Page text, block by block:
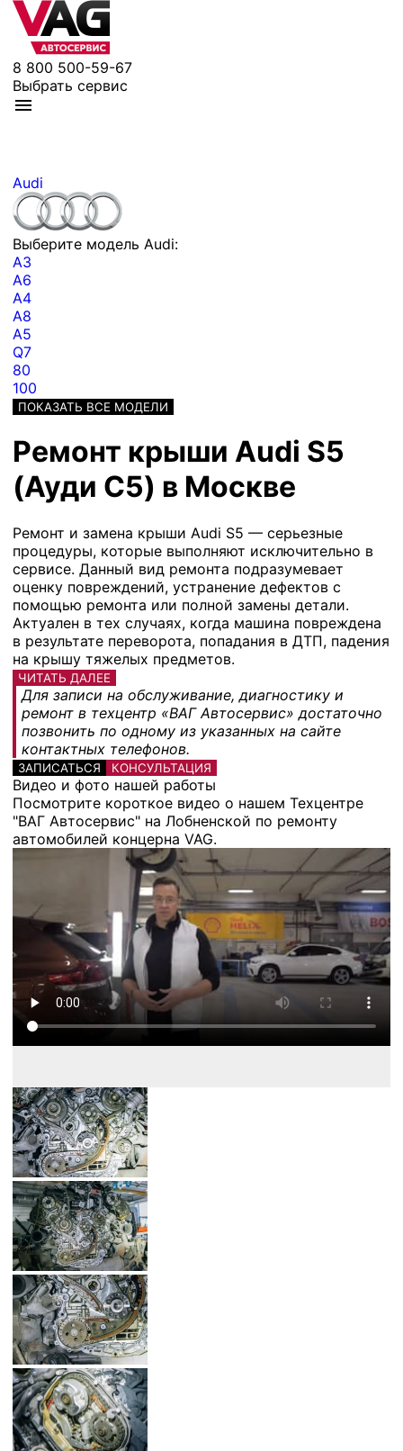
8 800 500-59-67
Выбрать сервис
Audi
Выберите модель Audi:
A3
A6
A4
A8
A5
Q7
80
100
ПОКАЗАТЬ ВСЕ МОДЕЛИ
Ремонт крыши Audi S5
(Ауди С5) в Москве
Ремонт и замена крыши Audi S5 — серьезные
процедуры, которые выполняют исключительно в
сервисе. Данный вид ремонта подразумевает
оценку повреждений, устранение дефектов с
помощью ремонта или полной замены детали.
Актуален в тех случаях, когда машина повреждена
в результате переворота, попадания в ДТП, падения
на крышу тяжелых предметов.
ЧИТАТЬ ДАЛЕЕ
Для записи на обслуживание, диагностику и
ремонт в техцентр «ВАГ Автосервис» достаточно
позвонить по одному из указанных на сайте
контактных телефонов.
ЗАПИСАТЬСЯ КОНСУЛЬТАЦИЯ
Видео и фото нашей работы
Посмотрите короткое видео о нашем Техцентре
"ВАГ Автосервис" на Лобненской по ремонту
автомобилей концерна VAG.